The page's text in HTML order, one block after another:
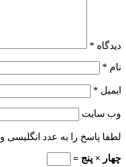
دیدگاه *
نام *
ایمیل *
وب‌ سایت
لطفا پاسخ را به عدد انگلیسی
چهار × پنج =